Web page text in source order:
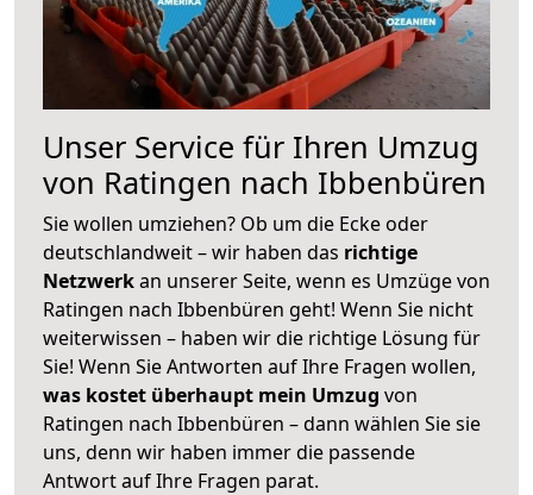
Unser Service für Ihren Umzug
von Ratingen nach Ibbenbüren
Sie wollen umziehen? Ob um die Ecke oder
deutschlandweit – wir haben das richtige
Netzwerkan unserer Seite, wenn es Umzüge von
Ratingen nach Ibbenbüren geht! Wenn Sie nicht
weiterwissen – haben wir die richtige Lösung für
Sie! Wenn Sie Antworten auf Ihre Fragen wollen,
was kostet überhaupt mein Umzug von
Ratingen nach Ibbenbüren – dann wählen Sie sie
uns, denn wir haben immer die passende
Antwort auf Ihre Fragen parat.